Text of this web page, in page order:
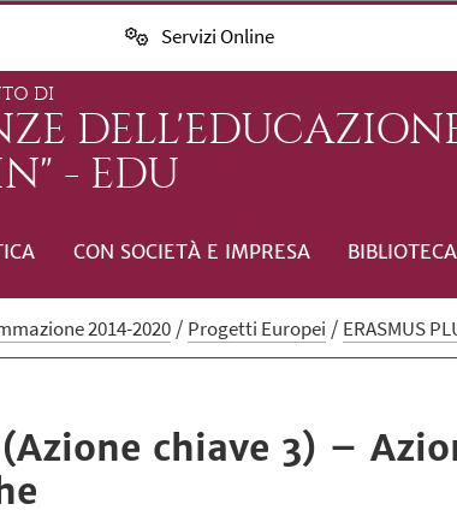
Servizi Online
DI
- EDU
CON SOCIETÀ E IMPRESA BIBLIOTECA
2014-2020 Progetti Europei ERASMUS
chiave 3) –